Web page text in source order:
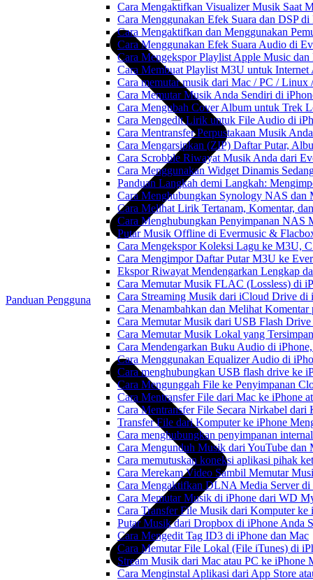
Cara Mengaktifkan Visualizer Musik Saat
Cara Menggunakan Efek Suara dan DSP
Cara Mengaktifkan dan Menggunakan
Cara Menggunakan Efek Suara Audio di
Cara Mengekspor Playlist Apple Music
Cara Membuat Playlist M3U untuk
Cara memutar musik dari Mac / PC /
Cara Memutar Musik Anda Sendiri di
Cara Mengubah Cover Album untuk Trek
Cara Mengedit Lirik untuk File Audio di
Cara Mentransfer Perpustakaan Musik
Cara Mengarsipkan (ZIP) Daftar Putar,
Cara Scrobble Riwayat Musik Anda dari
Cara Menggunakan Widget Dinamis
Panduan Langkah demi Langkah:
Cara Menghubungkan Synology NAS dan
Cara Melihat Lirik Tertanam, Komentar,
Cara Menghubungkan Penyimpanan NAS
Putar Musik Offline di Evermusic &
Cara Mengekspor Koleksi Lagu ke M3U,
Cara Mengimpor Daftar Putar M3U ke
Ekspor Riwayat Mendengarkan Lengkap
Cara Memutar Musik FLAC (Lossless) di
Cara Streaming Musik dari iCloud Drive di
Cara Menambahkan dan Melihat
Cara Memutar Musik dari USB Flash
Cara Memutar Musik Lokal yang
Cara Mendengarkan Buku Audio di
Cara Menggunakan Equalizer Audio di
Cara menghubungkan USB flash drive ke
Cara Mengunggah File ke Penyimpanan
Cara Mentransfer File dari Mac ke iPhone
Cara Mentransfer File Secara Nirkabel
Transfer File dari Komputer ke iPhone
Cara menghubungkan penyimpanan
Cara Mengunduh Musik dari YouTube
Cara memutuskan koneksi aplikasi pihak
Cara Merekam Video Sambil Memutar
Cara Mengaktifkan DLNA Media Server
Cara Memutar Musik di iPhone dari WD
Cara Transfer File Musik dari Komputer
Putar Musik dari Dropbox di iPhone Anda
Cara Mengedit Tag ID3 di iPhone dan Mac
Cara Memutar File Lokal (File iTunes) di
Stream Musik dari Mac atau PC ke iPhone
Cara Menginstal Aplikasi dari App Store
Panduan Pengguna